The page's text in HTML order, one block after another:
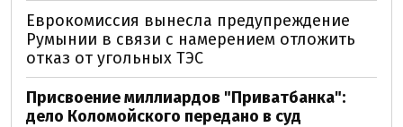
Еврокомиссия вынесла предупреждение
Румынии в связи с намерением отложить
отказ от угольных ТЭС
Присвоение миллиардов "Приватбанка":
дело Коломойского передано в суд